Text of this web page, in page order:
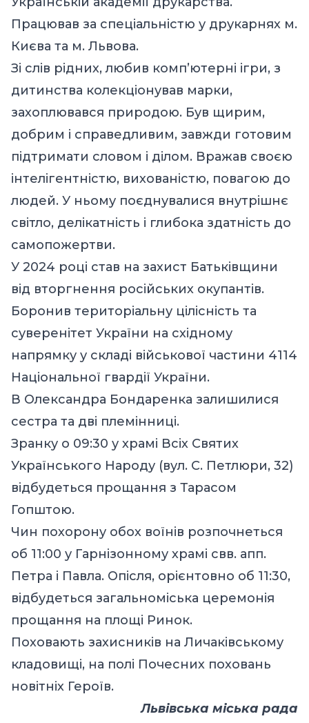
Працював за спеціальністю у друкарнях м.
Києва та м. Львова.
Зі слів рідних, любив комп’ютерні ігри, з
дитинства колекціонував марки,
захоплювався природою. Був щирим,
добрим і справедливим, завжди готовим
підтримати словом і ділом. Вражав своєю
інтелігентністю, вихованістю, повагою до
людей. У ньому поєднувалися внутрішнє
світло, делікатність і глибока здатність до
самопожертви.
У 2024 році став на захист Батьківщини
від вторгнення російських окупантів.
Боронив територіальну цілісність та
суверенітет України на східному
напрямку у складі військової частини 4114
Національної гвардії України.
В Олександра Бондаренка залишилися
сестра та дві племінниці.
Зранку о 09:30 у храмі Всіх Святих
Українського Народу (вул. С. Петлюри, 32)
відбудеться прощання з Тарасом
Гопштою.
Чин похорону обох воїнів розпочнеться
об 11:00 у Гарнізонному храмі свв. апп.
Петра і Павла. Опісля, орієнтовно об 11:30,
відбудеться загальноміська церемонія
прощання на площі Ринок.
Поховають захисників на Личаківському
кладовищі, на полі Почесних поховань
новітніх Героїв.
Львівська міська рада